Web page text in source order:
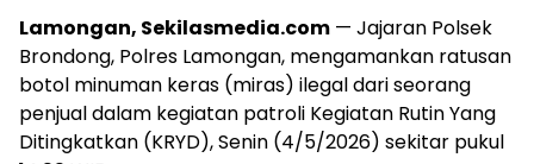
Lamongan, Sekilasmedia.com — Jajaran Polsek
Brondong, Polres Lamongan, mengamankan ratusan
botol minuman keras (miras) ilegal dari seorang
penjual dalam kegiatan patroli Kegiatan Rutin Yang
Ditingkatkan (KRYD), Senin (4/5/2026) sekitar pukul